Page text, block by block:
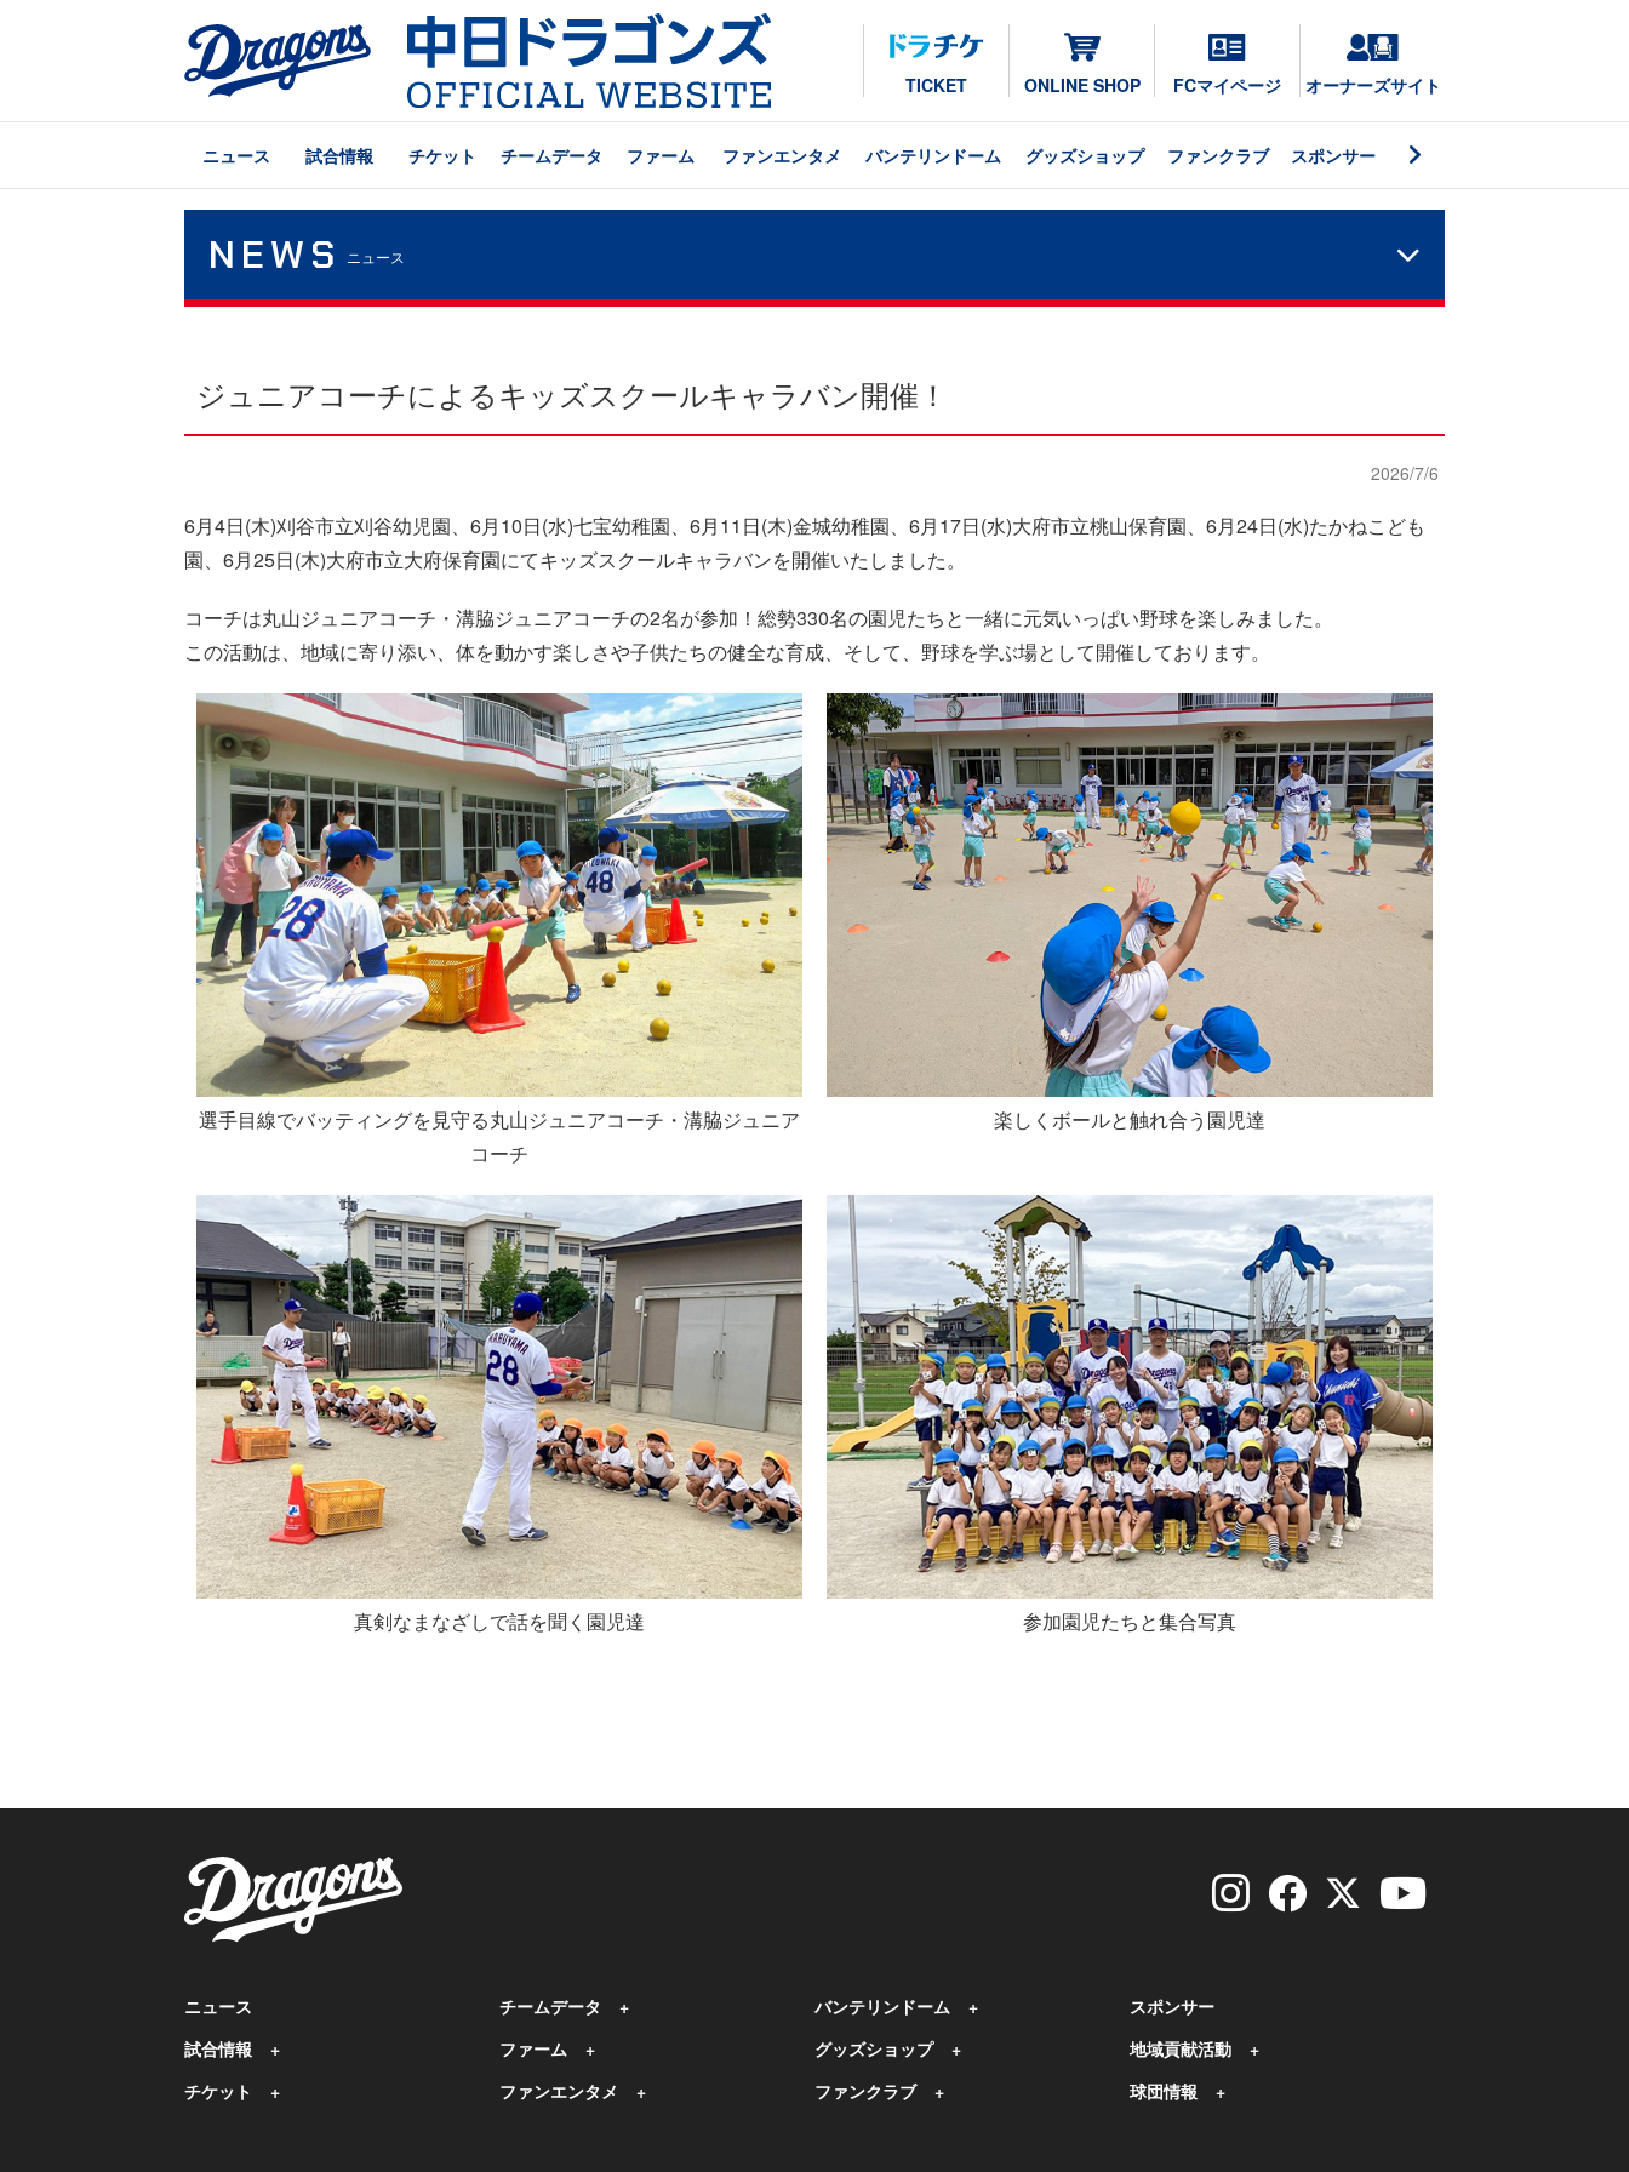
TICKET ONLINE SHOP FCマイページ オーナーズサイト
ニュース 試合情報 チケット チームデータ ファーム ファンエンタメ バンテリンドーム グッズショップ ファンクラブ スポンサー
NEWS ニュース
ジュニアコーチによるキッズスクールキャラバン開催！
2026/7/6
6月4日(木)刈谷市立刈谷幼児園、6月10日(水)七宝幼稚園、6月11日(木)金城幼稚園、6月17日(水)大府市立桃山保育園、6月24日(水)たかねこども
園、6月25日(木)大府市立大府保育園にてキッズスクールキャラバンを開催いたしました。
コーチは丸山ジュニアコーチ・溝脇ジュニアコーチの2名が参加！総勢330名の園児たちと一緒に元気いっぱい野球を楽しみました。
この活動は、地域に寄り添い、体を動かす楽しさや子供たちの健全な育成、そして、野球を学ぶ場として開催しております。
選手目線でバッティングを見守る丸山ジュニアコーチ・溝脇ジュニア
コーチ
楽しくボールと触れ合う園児達
真剣なまなざしで話を聞く園児達 参加園児たちと集合写真
ニュース
試合情報
チケット
チームデータ
ファーム
ファンエンタメ
バンテリンドーム
グッズショップ
ファンクラブ
スポンサー
地域貢献活動
球団情報